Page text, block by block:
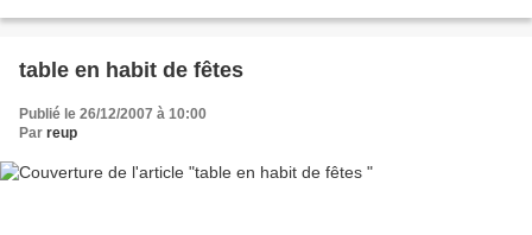
table en habit de fêtes
Publié le 26/12/2007 à 10:00
Par reup